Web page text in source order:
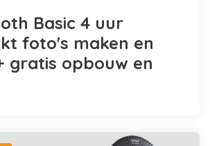
Basic 4 uur
foto's maken en
gratis opbouw en